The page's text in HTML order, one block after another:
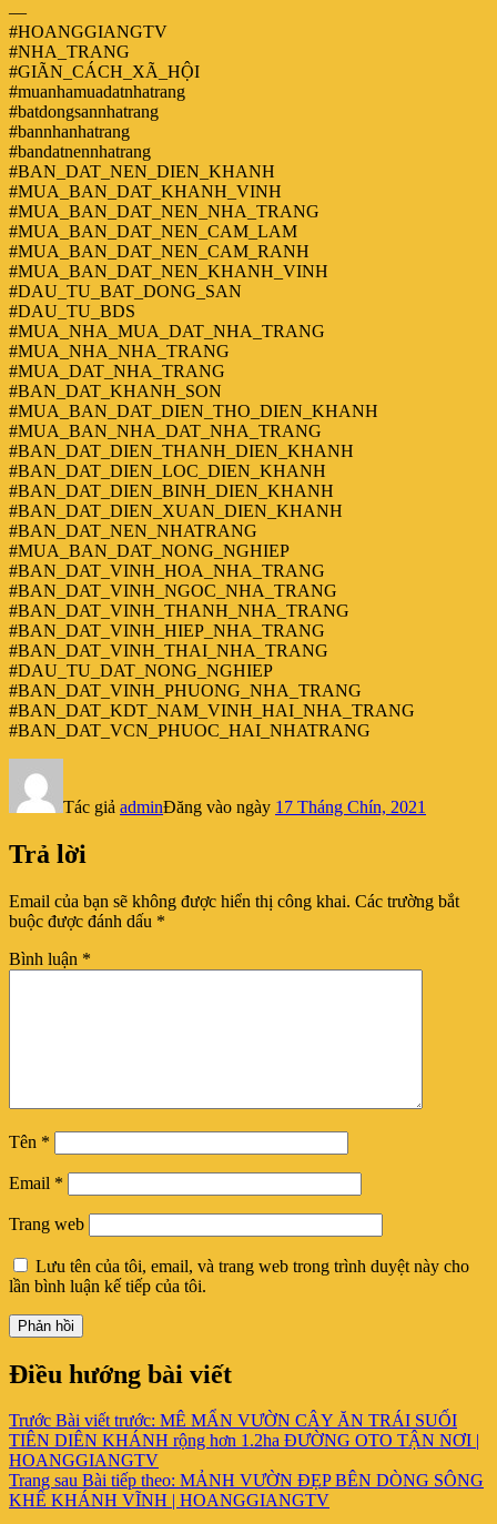
—
#HOANGGIANGTV
#NHA_TRANG
#GIÃN_CÁCH_XÃ_HỘI
#muanhamuadatnhatrang
#batdongsannhatrang
#bannhanhatrang
#bandatnennhatrang
#BAN_DAT_NEN_DIEN_KHANH
#MUA_BAN_DAT_KHANH_VINH
#MUA_BAN_DAT_NEN_NHA_TRANG
#MUA_BAN_DAT_NEN_CAM_LAM
#MUA_BAN_DAT_NEN_CAM_RANH
#MUA_BAN_DAT_NEN_KHANH_VINH
#DAU_TU_BAT_DONG_SAN
#DAU_TU_BDS
#MUA_NHA_MUA_DAT_NHA_TRANG
#MUA_NHA_NHA_TRANG
#MUA_DAT_NHA_TRANG
#BAN_DAT_KHANH_SON
#MUA_BAN_DAT_DIEN_THO_DIEN_KHANH
#MUA_BAN_NHA_DAT_NHA_TRANG
#BAN_DAT_DIEN_THANH_DIEN_KHANH
#BAN_DAT_DIEN_LOC_DIEN_KHANH
#BAN_DAT_DIEN_BINH_DIEN_KHANH
#BAN_DAT_DIEN_XUAN_DIEN_KHANH
#BAN_DAT_NEN_NHATRANG
#MUA_BAN_DAT_NONG_NGHIEP
#BAN_DAT_VINH_HOA_NHA_TRANG
#BAN_DAT_VINH_NGOC_NHA_TRANG
#BAN_DAT_VINH_THANH_NHA_TRANG
#BAN_DAT_VINH_HIEP_NHA_TRANG
#BAN_DAT_VINH_THAI_NHA_TRANG
#DAU_TU_DAT_NONG_NGHIEP
#BAN_DAT_VINH_PHUONG_NHA_TRANG
#BAN_DAT_KDT_NAM_VINH_HAI_NHA_TRANG
#BAN_DAT_VCN_PHUOC_HAI_NHATRANG
Tác giả adminĐăng vào ngày 17 Tháng Chín, 2021
Trả lời
Email của bạn sẽ không được hiển thị công khai. Các trường bắt
buộc được đánh dấu *
Bình luận *
Tên *
Email *
Trang web
Lưu tên của tôi, email, và trang web trong trình duyệt này cho
lần bình luận kế tiếp của tôi.
Điều hướng bài viết
Trước Bài viết trước: MÊ MẨN VƯỜN CÂY ĂN TRÁI SUỐI
TIÊN DIÊN KHÁNH rộng hơn 1.2ha ĐƯỜNG OTO TẬN NƠI |
HOANGGIANGTV
Trang sau Bài tiếp theo: MẢNH VƯỜN ĐẸP BÊN DÒNG SÔNG
KHẾ KHÁNH VĨNH | HOANGGIANGTV